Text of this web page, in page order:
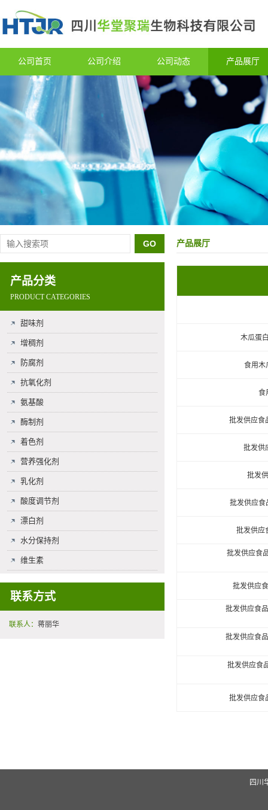
公司首页 公司介绍 公司动态 产品展厅
产品分类
PRODUCT CATEGORIES
甜味剂
增稠剂
防腐剂
抗氧化剂
氨基酸
酶制剂
着色剂
营养强化剂
乳化剂
酸度调节剂
漂白剂
水分保持剂
维生素
联系方式
联系人： 蒋丽华
产品展厅
木瓜蛋
食用木
食
批发供应食
批发供
批发
批发供应食
批发供应
批发供应食
批发供应
批发供应食
批发供应食
批发供应食
批发供应食
四川